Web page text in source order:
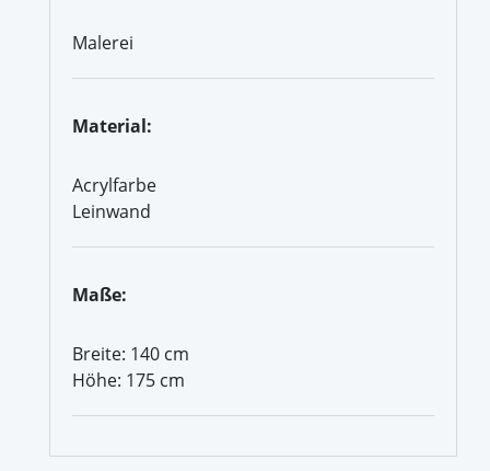
Malerei
Material:
Acrylfarbe
Leinwand
Maße:
Breite: 140 cm
Höhe: 175 cm